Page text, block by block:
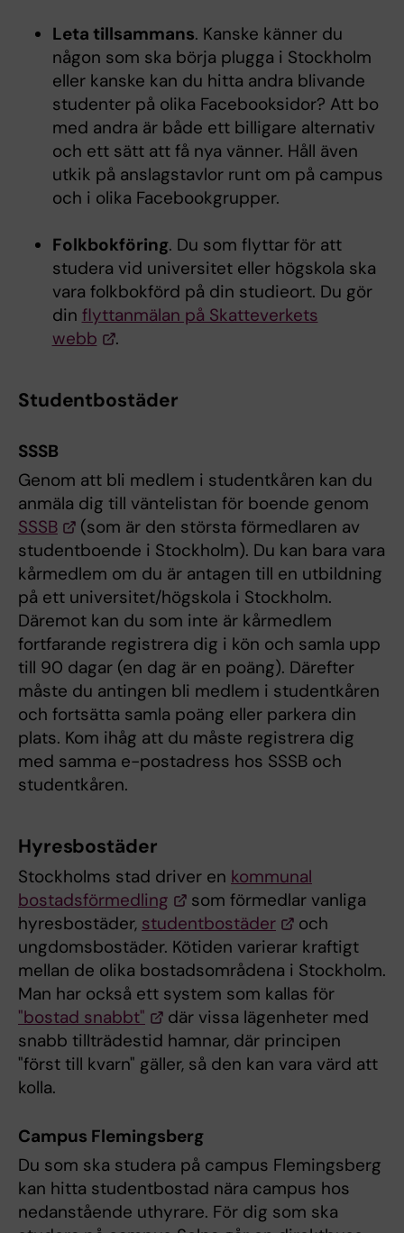
Leta tillsammans. Kanske känner du
någon som ska börja plugga i Stockholm
eller kanske kan du hitta andra blivande
studenter på olika Facebooksidor? Att bo
med andra är både ett billigare alternativ
och ett sätt att få nya vänner. Håll även
utkik på anslagstavlor runt om på campus
och i olika Facebookgrupper.
Folkbokföring. Du som flyttar för att
studera vid universitet eller högskola ska
vara folkbokförd på din studieort. Du gör
din flyttanmälan på Skatteverkets
webb
.
Studentbostäder
SSSB
Genom att bli medlem i studentkåren kan du
anmäla dig till väntelistan för boende genom
SSSB
(som är den största förmedlaren av
studentboende i Stockholm). Du kan bara vara
kårmedlem om du är antagen till en utbildning
på ett universitet/högskola i Stockholm.
Däremot kan du som inte är kårmedlem
fortfarande registrera dig i kön och samla upp
till 90 dagar (en dag är en poäng). Därefter
måste du antingen bli medlem i studentkåren
och fortsätta samla poäng eller parkera din
plats. Kom ihåg att du måste registrera dig
med samma e-postadress hos SSSB och
studentkåren.
Hyresbostäder
Stockholms stad driver en kommunal
bostadsförmedling
som förmedlar vanliga
hyresbostäder, studentbostäder
och
ungdomsbostäder. Kötiden varierar kraftigt
mellan de olika bostadsområdena i Stockholm.
Man har också ett system som kallas för
"bostad snabbt"
där vissa lägenheter med
snabb tillträdestid hamnar, där principen
"först till kvarn" gäller, så den kan vara värd att
kolla.
Campus Flemingsberg
Du som ska studera på campus Flemingsberg
kan hitta studentbostad nära campus hos
nedanstående uthyrare. För dig som ska